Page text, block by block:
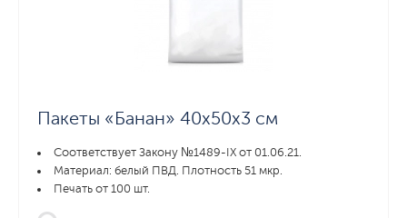
Пакеты «Банан» 40х50х3 см
Соответствует Закону №1489-IX от 01.06.21.
Материал: белый ПВД. Плотность 51 мкр.
Печать от 100 шт.